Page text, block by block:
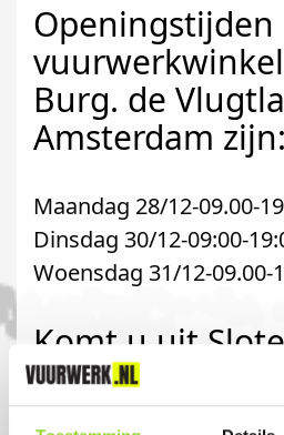
Openingstijden
Burg. de
Amsterdam zijn:
Maandag 28/12-09.00-
Dinsdag 30/12-09:00-
Woensdag 31/12-09.00-
Komt u uit
Koop uw vuurwerk dan